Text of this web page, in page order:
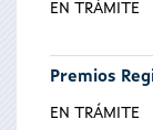
EN TRÁMITE
Premios
EN TRÁMITE